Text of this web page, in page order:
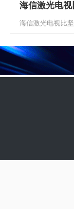
海信激光电
海信激光电视比